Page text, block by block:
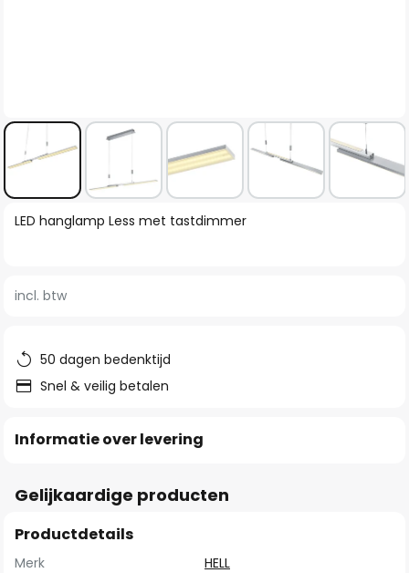
Ga
van
afbeeldingen-
gallerij
LED hanglamp Less met tastdimmer
incl. btw
50 dagen bedenktijd
Snel & veilig betalen
Informatie over levering
Gelijkaardige producten
Productdetails
Merk
HELL